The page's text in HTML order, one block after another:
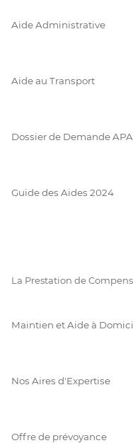
Aide Administrative
Aide au Transport
Dossier de Demande APA
Guide des Aides 2024
La Prestation de
Maintien et Aide à
Nos Aires d'Expertise
Offre de prévoyance